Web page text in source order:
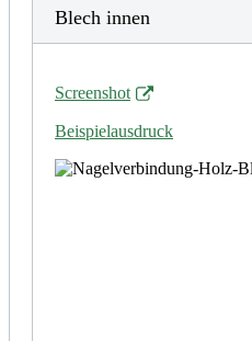
Blech innen
Screenshot
Beispielausdruck